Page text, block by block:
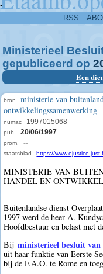
-
RSS
Ministerieel
gepubliceerd op
Een
bron
ministerie van
ontwikkelingssamenwerking
numac 1997015068
pub. 20/06/1997
prom. --
staatsblad https://
MINISTERIE VAN
HANDEL EN
Buitenlandse dienst
1997 werd de heer A.
Hoofdbestuur en belast met
Bij ministerieel besluit
uit haar funktie van Eerste
bij de F.A.O. te Rome en